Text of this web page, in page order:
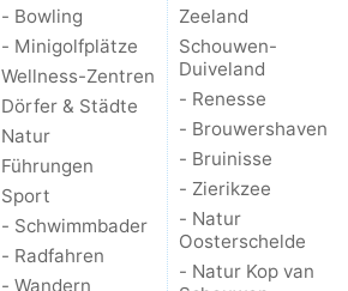
- Bowling
- Minigolfplätze
Wellness-Zentren
Dörfer & Städte
Natur
Führungen
Sport
- Schwimmbader
- Radfahren
- Wandern
Zeeland
Schouwen-
Duiveland
- Renesse
- Brouwershaven
- Bruinisse
- Zierikzee
- Natur
Oosterschelde
- Natur Kop van